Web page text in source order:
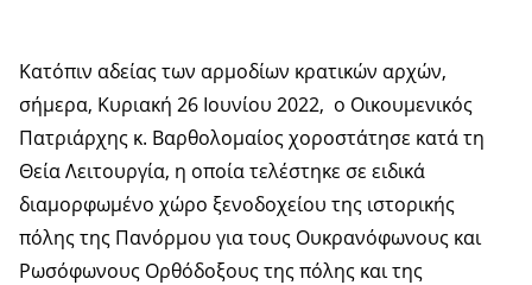
Κατόπιν αδείας των αρμοδίων κρατικών αρχών,
σήμερα, Κυριακή 26 Ιουνίου 2022, ο Οικουμενικός
Πατριάρχης κ. Βαρθολομαίος χοροστάτησε κατά τη
Θεία Λειτουργία, η οποία τελέστηκε σε ειδικά
διαμορφωμένο χώρο ξενοδοχείου της ιστορικής
πόλης της Πανόρμου για τους Ουκρανόφωνους και
Ρωσόφωνους Ορθόδοξους της πόλης και της